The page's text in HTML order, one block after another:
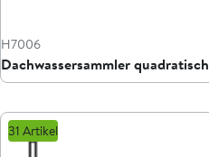
H7006
Dachwassersammler quadratisch
31 Artikel